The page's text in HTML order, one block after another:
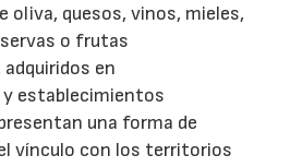
oliva, quesos, vinos, mieles,
o frutas
en
y establecimientos
una forma de
vínculo con los territorios